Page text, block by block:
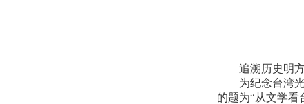
追溯历史明方
为纪念台湾光
的题为“从文学